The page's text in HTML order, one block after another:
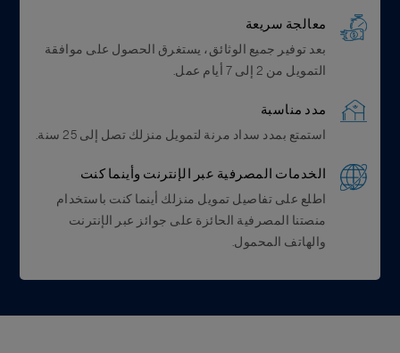
معالجة سريعة
بعد توفير جميع الوثائق، يستغرق الحصول على موافقة
التمويل من 2 إلى 7 أيام عمل.
مدد مناسبة
استمتع بمدد سداد مرنة لتمويل منزلك تصل إلى 25 سنة.
الخدمات المصرفية عبر الإنترنت وأينما كنت
اطلع على تفاصيل تمويل منزلك أينما كنت باستخدام
منصتنا المصرفية الحائزة على جوائز عبر الإنترنت
والهاتف المحمول.